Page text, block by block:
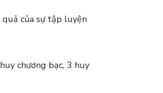
của sự tập luyện
chương bạc, 3 huy